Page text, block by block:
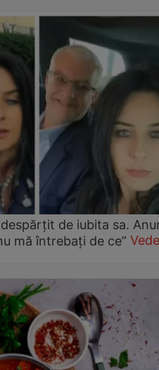
de iubita sa.
mă întrebați de ce”